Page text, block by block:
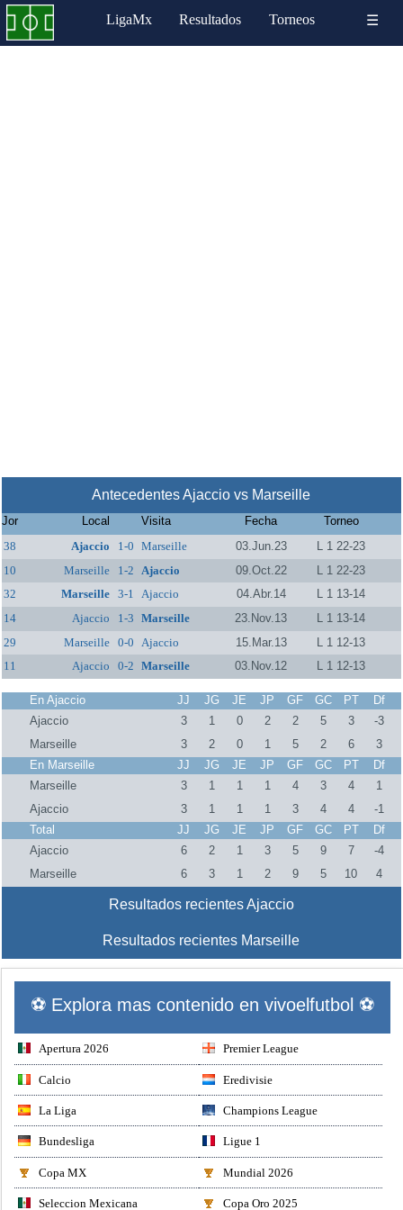
LigaMx Resultados Torneos ☰
Antecedentes Ajaccio vs Marseille
Jor Local Visita Fecha
Torneo
38
Ajaccio 1-0 Marseille 03.Jun.23
L 1 22-23
10
Marseille 1-2 Ajaccio 09.Oct.22
L 1 22-23
32
Marseille 3-1 Ajaccio 04.Abr.14
L 1 13-14
14
Ajaccio 1-3 Marseille 23.Nov.13
L 1 13-14
29
Marseille 0-0 Ajaccio 15.Mar.13
L 1 12-13
11
Ajaccio 0-2 Marseille 03.Nov.12 L 1 12-13
En Ajaccio JJ JG JE JP GF GC PT
Df
Ajaccio
3 1 0 2 2 5 3
-3
Marseille
3 2 0 1 5 2 6
3
En Marseille
JJ JG JE JP GF GC PT
Df
Marseille
3 1 1 1 4 3 4
1
Ajaccio
3 1 1 1 3 4 4
-1
Total
JJ JG JE JP GF GC PT
Df
Ajaccio
6 2 1 3 5 9 7
-4
Marseille
6 3 1 2 9 5 10 4
Resultados recientes Ajaccio
Resultados recientes Marseille
⚽ Explora mas contenido en vivoelfutbol ⚽
Apertura 2026 Premier League
Calcio Eredivisie
La Liga Champions League
Bundesliga Ligue 1
Copa MX Mundial 2026
Seleccion Mexicana Copa Oro 2025